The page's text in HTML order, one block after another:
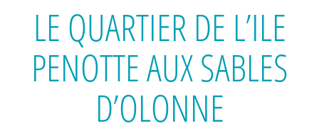
LE QUARTIER DE L’ILE
PENOTTE AUX SABLES
D’OLONNE